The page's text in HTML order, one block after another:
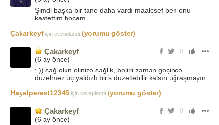
Şimdi başka bir tane daha vardı maalesef ben onu
kastettim hocam.
Çakarkeyf için cevaplandı (yorumu göster)
0
Çakarkeyf
(6 ay önce)
; )) sağ olun elinize sağlık, belirli zaman geçince
düzelmez üç yaldızlı biris duzeltebilir kalsın uğraşmayın
Hayalperest12345 için cevaplandı (yorumu göster)
0
Çakarkeyf
(6 ay önce)